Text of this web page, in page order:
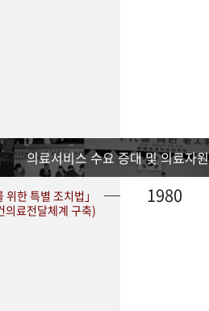
의료서비스 수요 증대 및 의료자
한 특별 조치법」
의료전달체계 구축)
1980